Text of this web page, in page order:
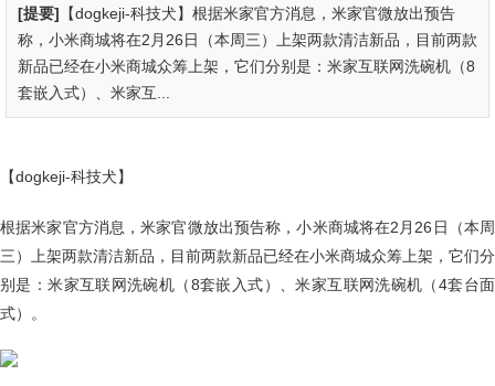
[提要] 【dogkeji-科技犬】根据米家官方消息，米家官微放出预告
称，小米商城将在2月26日（本周三）上架两款清洁新品，目前两款
新品已经在小米商城众筹上架，它们分别是：米家互联网洗碗机（8
套嵌入式）、米家互...
【dogkeji-科技犬】
根据米家官方消息，米家官微放出预告称，小米商城将在2月26日（本周
三）上架两款清洁新品，目前两款新品已经在小米商城众筹上架，它们分
别是：米家互联网洗碗机（8套嵌入式）、米家互联网洗碗机（4套台面
式）。